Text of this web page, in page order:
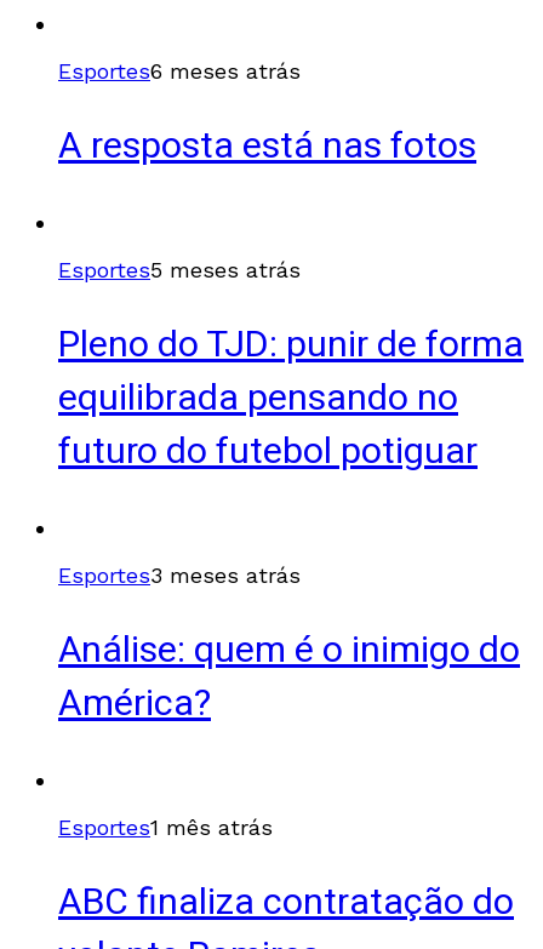
Esportes6 meses atrás
A resposta está nas fotos
Esportes5 meses atrás
Pleno do TJD: punir de forma
equilibrada pensando no
futuro do futebol potiguar
Esportes3 meses atrás
Análise: quem é o inimigo do
América?
Esportes1 mês atrás
ABC finaliza contratação do